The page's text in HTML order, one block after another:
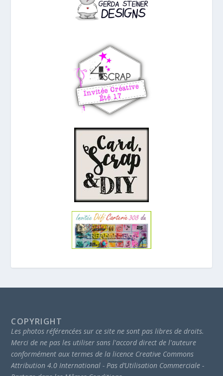
COPYRIGHT
Les photos référencées sur ce site ne sont pas libres de droits.
Merci de ne pas les utiliser sans l'accord direct de l'auteure
conformément aux termes de la licence Creative Commons
Attribution 4.0 International - Pas d’Utilisation Commerciale -